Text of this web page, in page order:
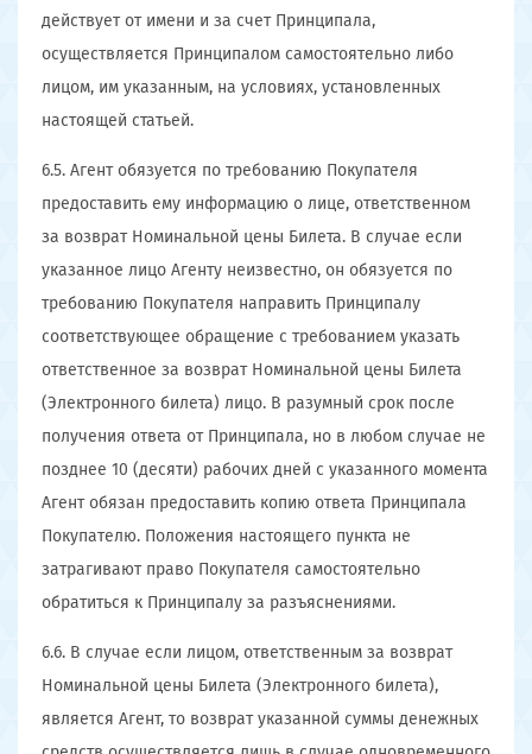
действует от имени и за счет Принципала,
осуществляется Принципалом самостоятельно либо
лицом, им указанным, на условиях, установленных
настоящей статьей.
6.5. Агент обязуется по требованию Покупателя
предоставить ему информацию о лице, ответственном
за возврат Номинальной цены Билета. В случае если
указанное лицо Агенту неизвестно, он обязуется по
требованию Покупателя направить Принципалу
соответствующее обращение с требованием указать
ответственное за возврат Номинальной цены Билета
(Электронного билета) лицо. В разумный срок после
получения ответа от Принципала, но в любом случае не
позднее 10 (десяти) рабочих дней с указанного момента
Агент обязан предоставить копию ответа Принципала
Покупателю. Положения настоящего пункта не
затрагивают право Покупателя самостоятельно
обратиться к Принципалу за разъяснениями.
6.6. В случае если лицом, ответственным за возврат
Номинальной цены Билета (Электронного билета),
является Агент, то возврат указанной суммы денежных